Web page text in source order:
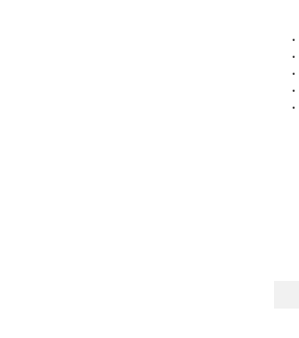
‧
‧
‧
‧
‧